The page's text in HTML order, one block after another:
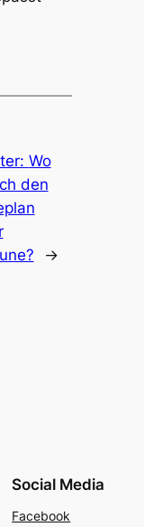
Wo
den
→
Social Media
Facebook